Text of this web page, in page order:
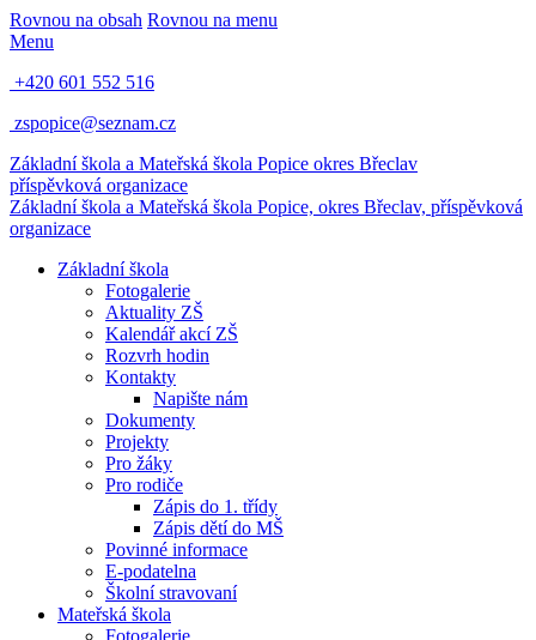
Rovnou na obsah Rovnou na menu
Menu
+420 601 552 516
zspopice@seznam.cz
Základní škola a Mateřská škola Popice okres Břeclav
příspěvková organizace
Základní škola a Mateřská škola Popice, okres Břeclav, příspěvková
organizace
Základní škola
Fotogalerie
Aktuality ZŠ
Kalendář akcí ZŠ
Rozvrh hodin
Kontakty
Napište nám
Dokumenty
Projekty
Pro žáky
Pro rodiče
Zápis do 1. třídy
Zápis dětí do MŠ
Povinné informace
E-podatelna
Školní stravovaní
Mateřská škola
Fotogalerie